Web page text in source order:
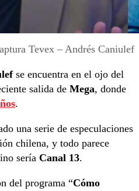
Tevex – Andrés Caniulef
se encuentra en el ojo del
salida de Mega, donde
.
una serie de especulaciones
chilena, y todo parece
sería Canal 13.
del programa “Cómo